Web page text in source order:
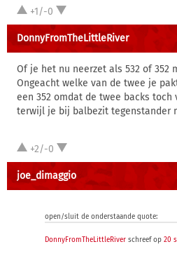
+1/-0
DonnyFromTheLittleRiver
Of je het nu neerzet als 532 of 352
Ongeacht welke van de twee je
een 352 omdat de twee backs toch
terwijl je bij balbezit tegenstander
+2/-0
joe_dimaggio
open/sluit de onderstaande quote:
DonnyFromTheLittleRiver schreef op 20